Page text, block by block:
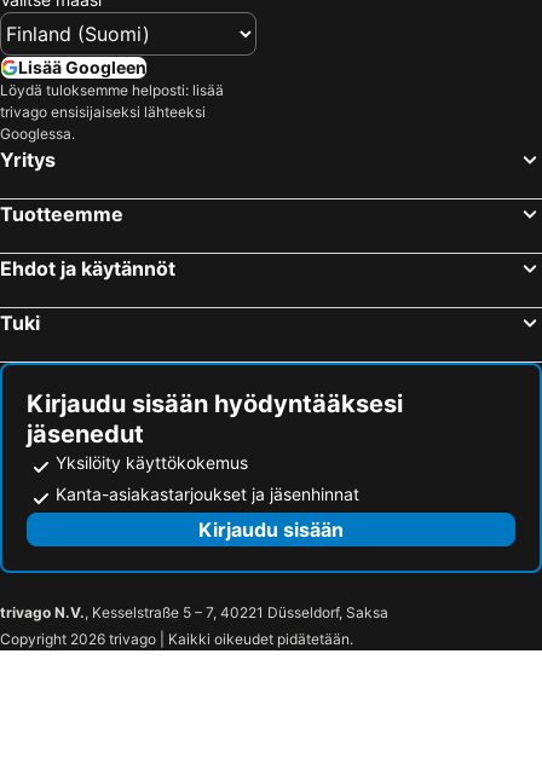
Hotellit – Santorini Saari
Hotellit – Espanja
Hotellit – Kos Saari
Hotellit – Lofoten
Hotellit – Ylläs
Lisää Googleen
Löydä tuloksemme helposti: lisää
trivago ensisijaiseksi lähteeksi
Googlessa.
Yritys
Tuotteemme
Ehdot ja käytännöt
Tuki
Kirjaudu sisään hyödyntääksesi
jäsenedut
Yksilöity käyttökokemus
Kanta-asiakastarjoukset ja jäsenhinnat
Kirjaudu sisään
trivago N.V., Kesselstraße 5 – 7, 40221 Düsseldorf, Saksa
Copyright 2026 trivago | Kaikki oikeudet pidätetään.